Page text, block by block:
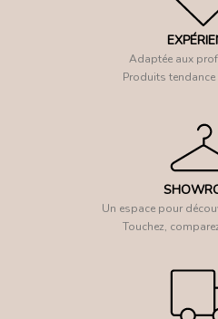
Adaptée aux
Produits
Un espace pour
Touchez,